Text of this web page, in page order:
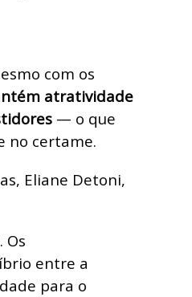
com os
atratividade
— o que
no certame.
Eliane Detoni,
Os
entre a
para o